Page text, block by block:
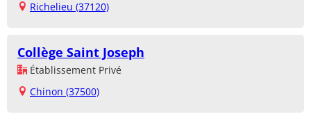
Richelieu (37120)
Collège Saint Joseph
Établissement Privé
Chinon (37500)